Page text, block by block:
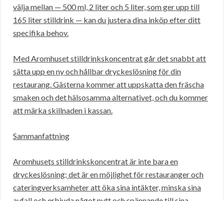
välja mellan — 500 ml, 2 liter och 5 liter, som ger upp till
165 liter stilldrink — kan du justera dina inköp efter ditt
specifika behov.
Med Aromhuset stilldrinkskoncentrat går det snabbt att
sätta upp en ny och hållbar dryckeslösning för din
restaurang. Gästerna kommer att uppskatta den fräscha
smaken och det hälsosamma alternativet, och du kommer
att märka skillnaden i kassan.
Sammanfattning
Aromhusets stilldrinkskoncentrat är inte bara en
dryckeslösning; det är en möjlighet för restauranger och
cateringverksamheter att öka sina intäkter, minska sina